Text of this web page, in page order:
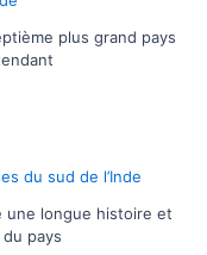
plus grand pays
du sud de l’Inde
une longue histoire et
pays